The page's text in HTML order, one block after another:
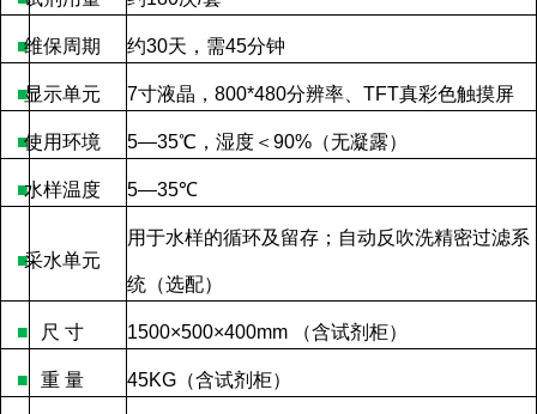
■维保周期 约30天，需45分钟
■显示单元 7寸液晶， 800*480分辨率、 TFT真彩色触摸屏
■使用环境 5—35℃，湿度＜ 90% （无凝露）
■水样温度 5—35℃
■采水单元
用于水样的循环及留存；自动反吹洗精密过滤系
统（选配）
■ 尺 寸 1500×500×400mm （含试剂柜）
■ 重 量 45KG （含试剂柜）